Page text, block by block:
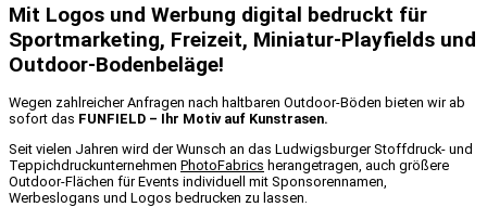
Mit Logos und Werbung digital bedruckt für
Sportmarketing, Freizeit, Miniatur-Playfields und
Outdoor-Bodenbeläge!
Wegen zahlreicher Anfragen nach haltbaren Outdoor-Böden bieten wir ab
sofort das FUNFIELD – Ihr Motiv auf Kunstrasen.
Seit vielen Jahren wird der Wunsch an das Ludwigsburger Stoffdruck- und
Teppichdruckunternehmen PhotoFabrics herangetragen, auch größere
Outdoor-Flächen für Events individuell mit Sponsorennamen,
Werbeslogans und Logos bedrucken zu lassen.